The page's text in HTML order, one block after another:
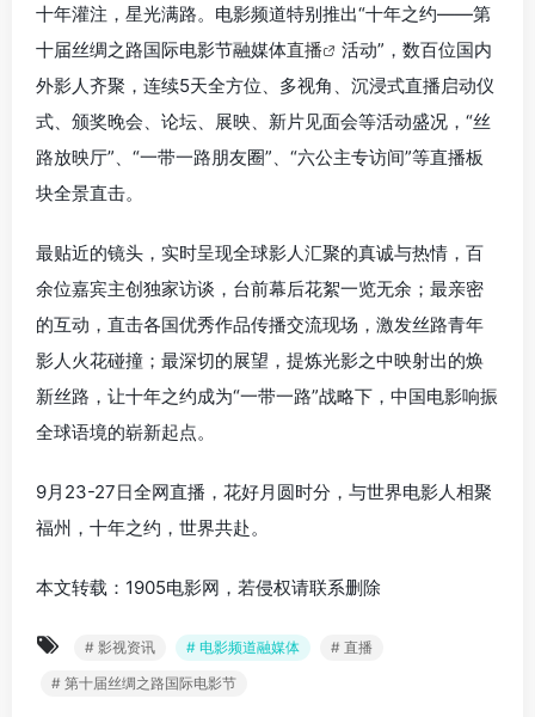
十年灌注，星光满路。电影频道特别推出“十年之约——第
十届丝绸之路国际电影节融媒体直播
活动”，数百位国内
外影人齐聚，连续5天全方位、多视角、沉浸式直播启动仪
式、颁奖晚会、论坛、展映、新片见面会等活动盛况，“丝
路放映厅”、“一带一路朋友圈”、“六公主专访间”等直播板
块全景直击。
最贴近的镜头，实时呈现全球影人汇聚的真诚与热情，百
余位嘉宾主创独家访谈，台前幕后花絮一览无余；最亲密
的互动，直击各国优秀作品传播交流现场，激发丝路青年
影人火花碰撞；最深切的展望，提炼光影之中映射出的焕
新丝路，让十年之约成为“一带一路”战略下，中国电影响振
全球语境的崭新起点。
9月23-27日全网直播，花好月圆时分，与世界电影人相聚
福州，十年之约，世界共赴。
本文转载：1905电影网，若侵权请联系删除
# 影视资讯 # 电影频道融媒体
# 直播
# 第十届丝绸之路国际电影节